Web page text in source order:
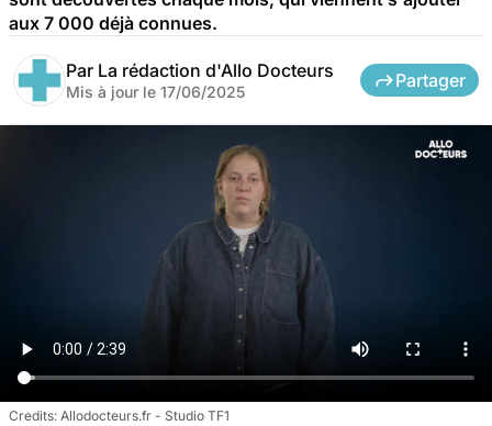
aux 7 000 déjà connues.
Par La rédaction d'Allo Docteurs
Mis à jour le 17/06/2025
Partager
Allodocteurs.fr - Studio TF1